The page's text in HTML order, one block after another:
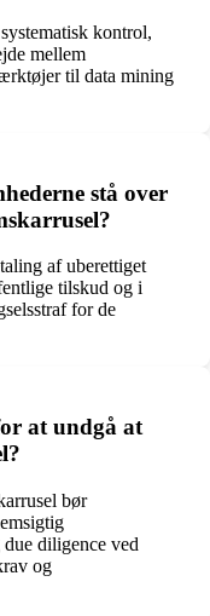
kontrol,
mellem
til data mining
stå over
af uberettiget
tilskud og i
for de
at undgå at
bør
diligence ved
og